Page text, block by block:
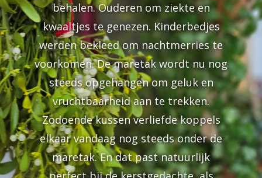
behalen. Ouderen om ziekte en
kwaaltjes te genezen. Kinderbedjes
werden bekleed om nachtmerries te
voorkomen. De maretak wordt nu nog
steeds opgehangen om geluk en
vruchtbaarheid aan te trekken.
Zodoende kussen verliefde koppels
elkaar vandaag nog steeds onder de
maretak. En dat past natuurlijk